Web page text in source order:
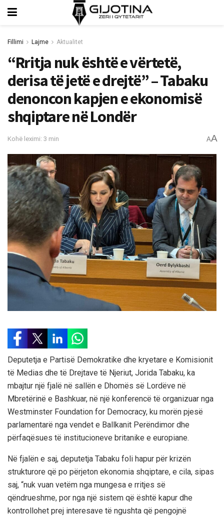
Fillimi Lajme Aktualitet
“Rritja nuk është e vërtetë,
derisa të jetë e drejtë” – Tabaku
denoncon kapjen e ekonomisë
shqiptare në Londër
Kohë leximi: 3 min AA
Deputetja e Partisë Demokratike dhe kryetare e Komisionit
të Medias dhe të Drejtave të Njeriut, Jorida Tabaku, ka
mbajtur një fjalë në sallën e Dhomës së Lordëve në
Mbretërinë e Bashkuar, në një konferencë të organizuar nga
Westminster Foundation for Democracy, ku morën pjesë
parlamentarë nga vendet e Ballkanit Perëndimor dhe
përfaqësues të institucioneve britanike e europiane.
Në fjalën e saj, deputetja Tabaku foli hapur për krizën
strukturore që po përjeton ekonomia shqiptare, e cila, sipas
saj, “nuk vuan vetëm nga mungesa e rritjes së
qëndrueshme, por nga një sistem që është kapur dhe
kontrollohet prej interesave të ngushta që pengojnë